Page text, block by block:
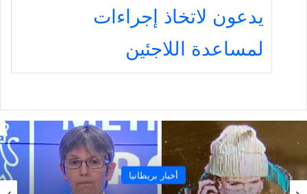
يدعون لاتخاذ إجراءات
لمساعدة اللاجئين
أخبار بريطانيا